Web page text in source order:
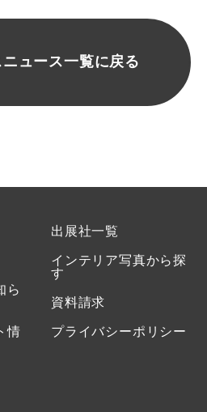
ュース一覧に戻る
ら
情
出展社一覧
インテリア写真から探
す
資料請求
プライバシーポリシー